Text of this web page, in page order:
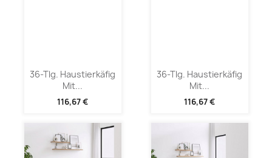
36-Tlg. Haustierkäfig
Mit...
116,67 €
36-Tlg. Haustierkäfig
Mit...
116,67 €